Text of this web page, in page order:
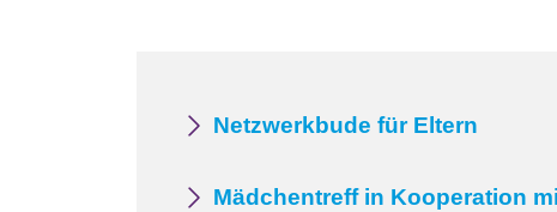
Netzwerkbude für Eltern
Mädchentreff in Kooperation